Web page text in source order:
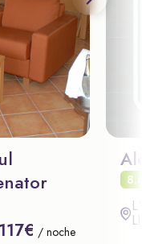
117€ / noche